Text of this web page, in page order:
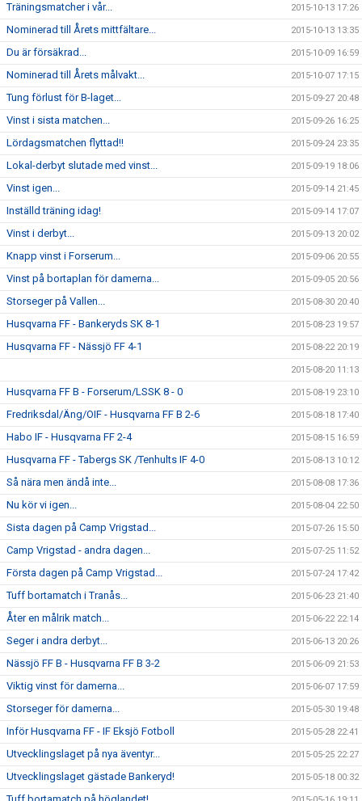
Träningsmatcher i vår... 2015-10-13 17:26
Nominerad till Årets mittfältare... 2015-10-13 13:35
Du är försäkrad... 2015-10-09 16:59
Nominerad till Årets målvakt... 2015-10-07 17:15
Tung förlust för B-laget... 2015-09-27 20:48
Vinst i sista matchen... 2015-09-26 16:25
Lördagsmatchen flyttad!! 2015-09-24 23:35
Lokal-derbyt slutade med vinst... 2015-09-19 18:06
Vinst igen... 2015-09-14 21:45
Inställd träning idag! 2015-09-14 17:07
Vinst i derbyt... 2015-09-13 20:02
Knapp vinst i Forserum... 2015-09-06 20:55
Vinst på bortaplan för damerna... 2015-09-05 20:56
Storseger på Vallen... 2015-08-30 20:40
Husqvarna FF - Bankeryds SK 8-1 2015-08-23 19:57
Husqvarna FF - Nässjö FF 4-1 2015-08-22 20:19
2015-08-20 11:13
Husqvarna FF B - Forserum/LSSK 8 - 0 2015-08-19 23:10
Fredriksdal/Äng/OIF - Husqvarna FF B 2-6 2015-08-18 17:40
Habo IF - Husqvarna FF 2-4 2015-08-15 16:59
Husqvarna FF - Tabergs SK /Tenhults IF 4-0 2015-08-13 10:12
Så nära men ändå inte... 2015-08-08 17:36
Nu kör vi igen... 2015-08-04 22:50
Sista dagen på Camp Vrigstad... 2015-07-26 15:50
Camp Vrigstad - andra dagen... 2015-07-25 11:52
Första dagen på Camp Vrigstad... 2015-07-24 17:42
Tuff bortamatch i Tranås... 2015-06-23 21:40
Åter en målrik match... 2015-06-22 22:14
Seger i andra derbyt... 2015-06-13 20:26
Nässjö FF B - Husqvarna FF B 3-2 2015-06-09 21:53
Viktig vinst för damerna... 2015-06-07 17:59
Storseger för damerna... 2015-05-30 19:48
Inför Husqvarna FF - IF Eksjö Fotboll 2015-05-28 22:41
Utvecklingslaget på nya äventyr... 2015-05-25 22:27
Utvecklingslaget gästade Bankeryd! 2015-05-18 00:32